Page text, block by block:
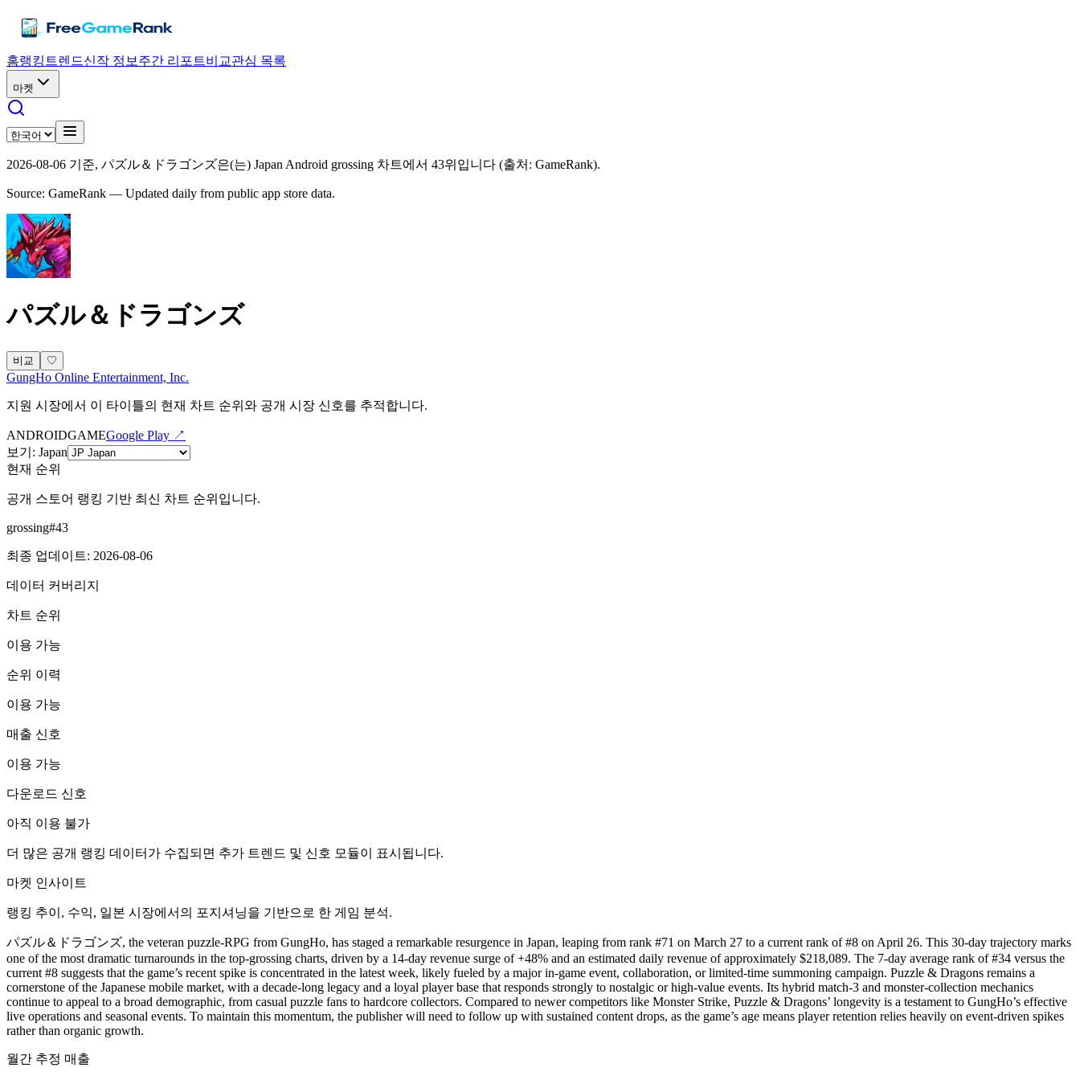
홈랭킹 트렌드신작 정보 주간 리포트비교관심 목록
마켓
2026-08-06 기준, パズル＆ドラゴンズ은(는) Japan Android grossing 차트에서 43위입니다 (출처: GameRank).
Source: GameRank — Updated daily from public app store data.
パズル＆ドラゴンズ
비교 ♡
GungHo Online Entertainment, Inc.
지원 시장에서 이 타이틀의 현재 차트 순위와 공개 시장 신호를 추적합니다.
ANDROIDGAMEGoogle Play ↗
보기 : Japan
현재 순위
공개 스토어 랭킹 기반 최신 차트 순위입니다.
grossing#43
최종 업데이트: 2026-08-06
데이터 커버리지
차트 순위
이용 가능
순위 이력
이용 가능
매출 신호
이용 가능
다운로드 신호
아직 이용 불가
더 많은 공개 랭킹 데이터가 수집되면 추가 트렌드 및 신호 모듈이 표시됩니다.
마켓 인사이트
랭킹 추이, 수익, 일본 시장에서의 포지셔닝을 기반으로 한 게임 분석.
パズル＆ドラゴンズ, the veteran puzzle-RPG from GungHo, has staged a remarkable resurgence in Japan, leaping from rank #71 on March 27 to a current rank of #8 on April 26. This 30-day trajectory marks
one of the most dramatic turnarounds in the top-grossing charts, driven by a 14-day revenue surge of +48% and an estimated daily revenue of approximately $218,089. The 7-day average rank of #34 versus the
current #8 suggests that the game’s recent spike is concentrated in the latest week, likely fueled by a major in-game event, collaboration, or limited-time summoning campaign. Puzzle & Dragons remains a
cornerstone of the Japanese mobile market, with a decade-long legacy and a loyal player base that responds strongly to nostalgic or high-value events. Its hybrid match-3 and monster-collection mechanics
continue to appeal to a broad demographic, from casual puzzle fans to hardcore collectors. Compared to newer competitors like Monster Strike, Puzzle & Dragons’ longevity is a testament to GungHo’s effective
live operations and seasonal events. To maintain this momentum, the publisher will need to follow up with sustained content drops, as the game’s age means player retention relies heavily on event-driven spikes
rather than organic growth.
월간 추정 매출